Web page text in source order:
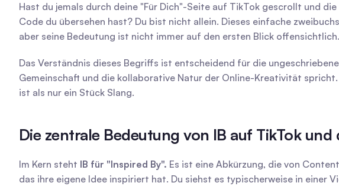
Hast du jemals durch deine "Für Dich"-Seite auf TikTok gescrollt und
Code du übersehen hast? Du bist nicht allein. Dieses einfache
aber seine Bedeutung ist nicht immer auf den ersten Blick offensichtlich.
Das Verständnis dieses Begriffs ist entscheidend für die
Gemeinschaft und die kollaborative Natur der Online-Kreativität
ist als nur ein Stück Slang.
Die zentrale Bedeutung von IB auf TikTok
Im Kern steht IB für "Inspired By". Es ist eine Abkürzung, die von
das ihre eigene Idee inspiriert hat. Du siehst es typischerweise in einer